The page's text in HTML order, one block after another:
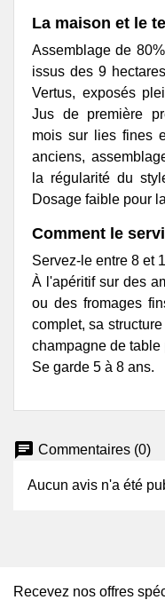
La maison et le
Assemblage de
issus des 9
Vertus, exposés
Jus de première
mois sur lies fines
anciens,
la régularité du
Dosage faible pour
Comment le
Servez-le entre 8 et
À l'apéritif sur des
ou des fromages
complet, sa
champagne de table
Se garde 5 à 8 ans.
chat Commentaires (0)
Aucun avis n'a été
Recevez nos offres